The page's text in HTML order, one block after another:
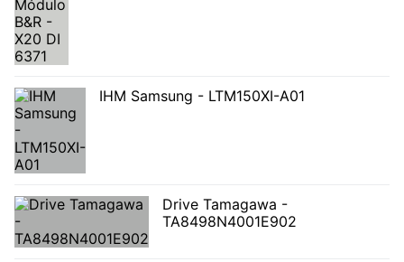
IHM Samsung - LTM150XI-A01
Drive Tamagawa -
TA8498N4001E902